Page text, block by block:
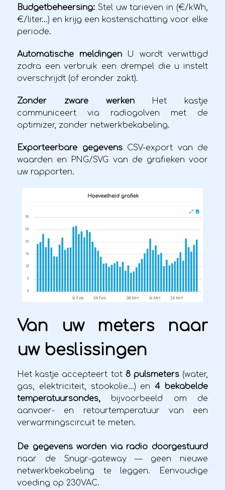
Budgetbeheersing: Stel uw tarieven in (€/kWh,
€/liter…) en krijg een kostenschatting voor elke
periode.
Automatische meldingen
U wordt verwittigd
zodra een verbruik een drempel die u instelt
overschrijdt (of eronder zakt).
Zonder zware werken Het kastje
communiceert via radiogolven met de
optimizer, zonder netwerkbekabeling.
Exporteerbare gegevensCSV-export van de
waarden en PNG/SVG van de grafieken voor
uw rapporten.
Van uw meters naar
uw beslissingen
Het kastje accepteert tot 8 pulsmeters(water,
gas, elektriciteit, stookolie…) en4 bekabelde
temperatuursondes, bijvoorbeeld om de
aanvoer- en retourtemperatuur van een
verwarmingscircuit te meten.
De gegevens worden via radio doorgestuurd
naar de Snugr-gateway — geen nieuwe
netwerkbekabeling te leggen. Eenvoudige
voeding op 230VAC.